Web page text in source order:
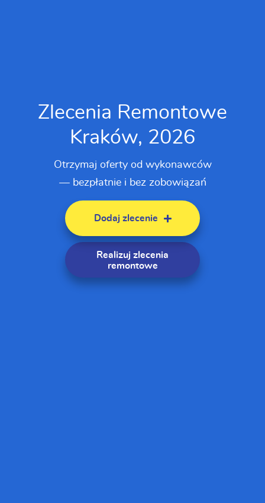
Zlecenia Remontowe
Kraków, 2026
Otrzymaj oferty od wykonawców
— bezpłatnie i bez zobowiązań
Dodaj zlecenie
Realizuj zlecenia
remontowe